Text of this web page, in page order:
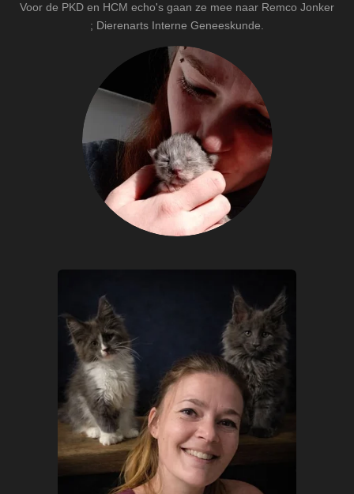
Voor de PKD en HCM echo's gaan ze mee naar Remco Jonker
; Dierenarts Interne Geneeskunde.